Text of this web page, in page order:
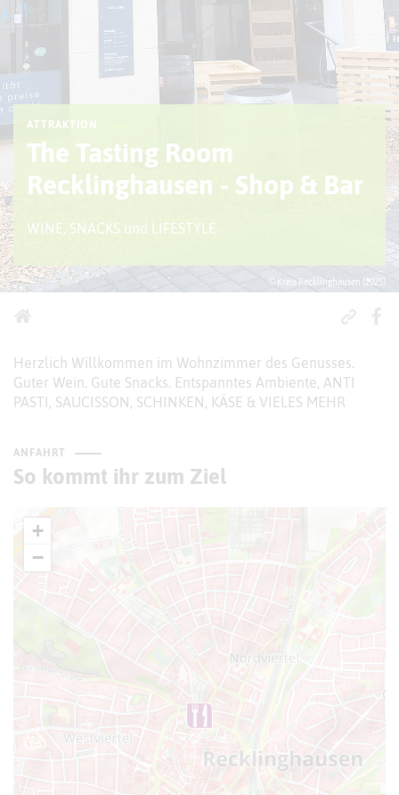
© Kreis Recklinghausen (2025)
ATTRAKTION
The Tasting Room
Recklinghausen - Shop & Bar
WINE, SNACKS und LIFESTYLE
Herzlich Willkommen im Wohnzimmer des Genusses.
Guter Wein. Gute Snacks. Entspanntes Ambiente, ANTI
PASTI, SAUCISSON, SCHINKEN, KÄSE & VIELES MEHR
ANFAHRT
So kommt ihr zum Ziel
+
−